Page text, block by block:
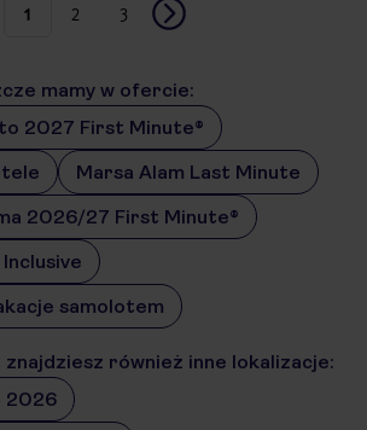
1 2 3
mamy w ofercie:
2027 First Minute®
Marsa Alam Last Minute
2026/27 First Minute®
samolotem
również inne lokalizacje:
2026